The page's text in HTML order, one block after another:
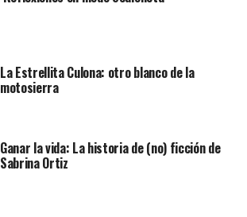
La Estrellita Culona: otro blanco de la
motosierra
Ganar la vida: La historia de (no) ficción de
Sabrina Ortiz